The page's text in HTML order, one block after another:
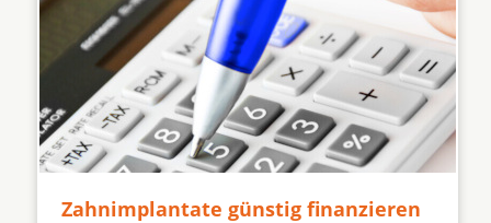
Zahnimplantate günstig finanzieren